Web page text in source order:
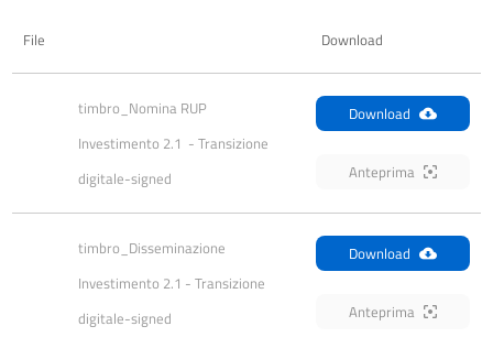
File Download
timbro_Nomina RUP
Investimento 2.1  - Transizione
digitale-signed
Download
Anteprima
timbro_Disseminazione
Investimento 2.1 - Transizione
digitale-signed
Download
Anteprima